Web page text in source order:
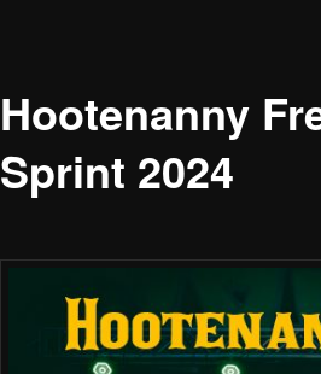
Hootenanny
Sprint 2024